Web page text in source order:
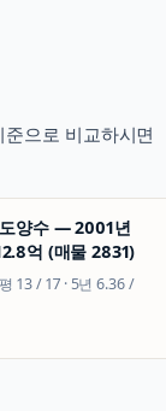
으로 비교하시면
양수 — 2001년
억 (매물 2831)
13 / 17· 5년6.36 /